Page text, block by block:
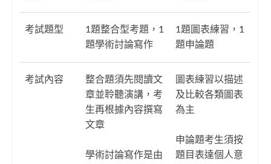
考試題型
1題整合型考題，1
題學術討論寫作
1題圖表練習，1
題申論題
考試內容
整合題須先閱讀文
章並聆聽演講，考
生再根據內容撰寫
文章
學術討論寫作是由
圖表練習以描述
及比較各類圖表
為主
申論題考生須按
題目表達個人意